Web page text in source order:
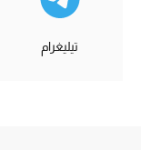
تيليغرام